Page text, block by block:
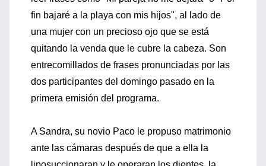
fin bajaré a la playa con mis hijos", al lado de
una mujer con un precioso ojo que se está
quitando la venda que le cubre la cabeza. Son
entrecomillados de frases pronunciadas por las
dos participantes del domingo pasado en la
primera emisión del programa.
A Sandra, su novio Paco le propuso matrimonio
ante las cámaras después de que a ella la